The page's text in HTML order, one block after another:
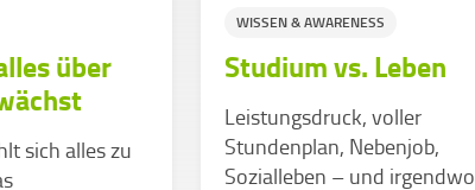
über
sich alles zu
WISSEN & AWARENESS
Studium vs. Leben
Leistungsdruck, voller
Stundenplan, Nebenjob,
Sozialleben – und irgendwo